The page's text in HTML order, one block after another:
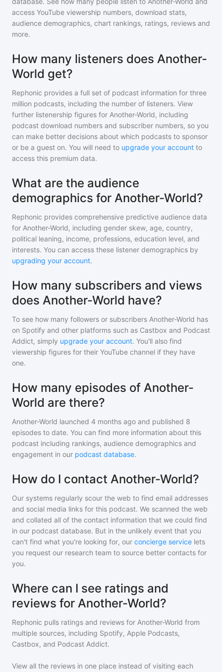
access YouTube viewership numbers, download stats,
audience demographics, chart rankings, ratings, reviews and
more.
How many listeners does Another-
World get?
Rephonic provides a full set of podcast information for three
million podcasts, including the number of listeners. View
further listenership figures for Another-World, including
podcast download numbers and subscriber numbers, so you
can make better decisions about which podcasts to sponsor
or be a guest on. You will need to upgrade your account to
access this premium data.
What are the audience
demographics for Another-World?
Rephonic provides comprehensive predictive audience data
for Another-World, including gender skew, age, country,
political leaning, income, professions, education level, and
interests. You can access these listener demographics by
upgrading your account.
How many subscribers and views
does Another-World have?
To see how many followers or subscribers Another-World has
on Spotify and other platforms such as Castbox and Podcast
Addict, simply upgrade your account. You'll also find
viewership figures for their YouTube channel if they have
one.
How many episodes of Another-
World are there?
Another-World launched 4 months ago and published 8
episodes to date. You can find more information about this
podcast including rankings, audience demographics and
engagement in our podcast database.
How do I contact Another-World?
Our systems regularly scour the web to find email addresses
and social media links for this podcast. We scanned the web
and collated all of the contact information that we could find
in our podcast database. But in the unlikely event that you
can't find what you're looking for, our concierge service lets
you request our research team to source better contacts for
you.
Where can I see ratings and
reviews for Another-World?
Rephonic pulls ratings and reviews for Another-World from
multiple sources, including Spotify, Apple Podcasts,
Castbox, and Podcast Addict.
View all the reviews in one place instead of visiting each